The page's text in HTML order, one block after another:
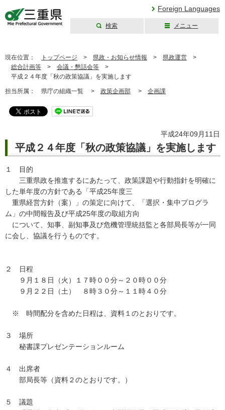
Foreign Languages
検索 メニュー
現在位置： トップページ > 県政・お知らせ情報 > 県政運営 >
総合計画等 > 会議・懇話会等 >
平成２４年度「秋の政策協議」を実施します
担当所属： 県庁の組織一覧 > 政策企画部 > 企画課
平成24年09月11日
平成２４年度「秋の政策協議」を実施します
１ 目的
三重県政を推進するにあたって、政策課題や行動指針を明確に
した単年度の方針である「平成25年度三
重県経営方針（案）」の策定に向けて、「選択・集中プログラ
ム」の中間報告及び平成25年度の取組方向
について、知事、副知事及び危機管理統括監と各部局長等が一同
に会し、協議を行うものです。
２ 日程
９月１８日（火）１７時００分～２０時００分
９月２２日（土） ８時３０分～１１時４０分
※ 時間配分を含めた日程は、資料１のとおりです。
３ 場所
秘書課プレゼンテーションルーム
４ 出席者
部局長等（資料２のとおりです。）
５ 議題